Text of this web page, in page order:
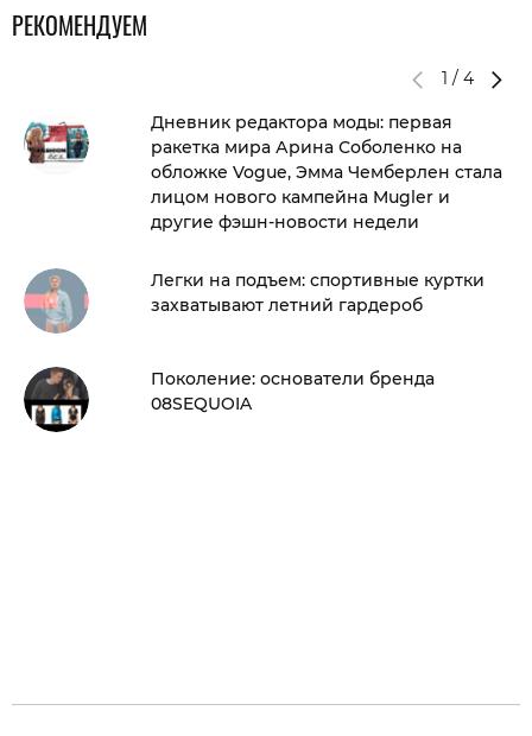
РЕКОМЕНДУЕМ
1 / 4
Дневник редактора моды: первая
ракетка мира Арина Соболенко на
обложке Vogue, Эмма Чемберлен стала
лицом нового кампейна Mugler и
другие фэшн-новости недели
Легки на подъем: спортивные куртки
захватывают летний гардероб
Поколение: основатели бренда
08SEQUOIA